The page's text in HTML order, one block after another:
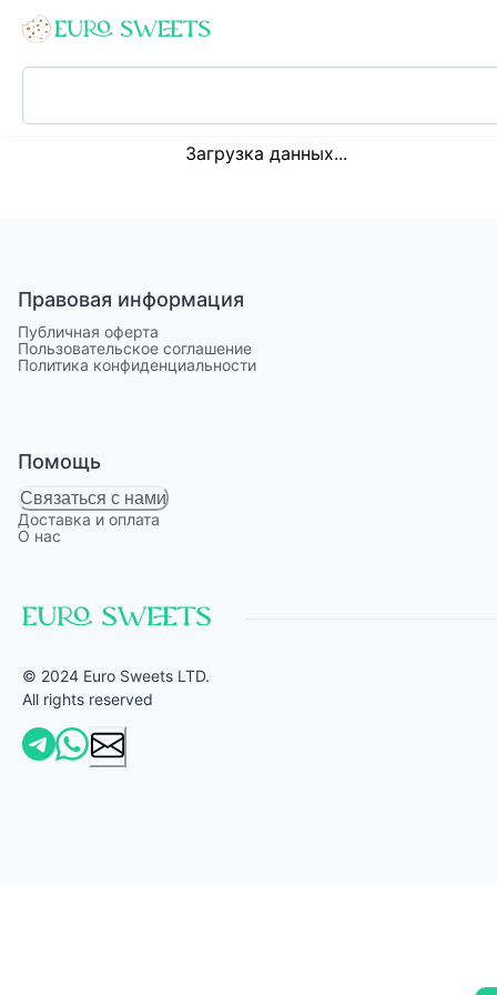
Loading...
Загрузка данных...
Правовая информация
Публичная оферта
Пользовательское соглашение
Политика конфиденциальности
Помощь
Связаться с нами
Доставка и оплата
О нас
© 2024 Euro Sweets LTD.
All rights reserved